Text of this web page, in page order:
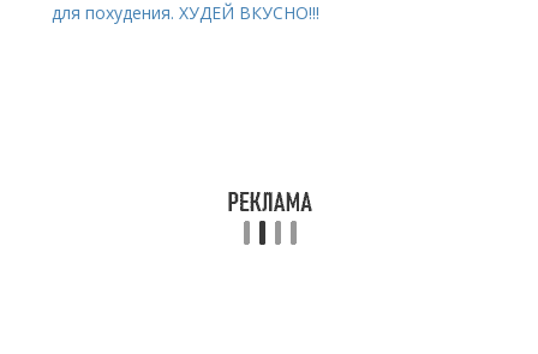
для похудения. ХУДЕЙ ВКУСНО!!!